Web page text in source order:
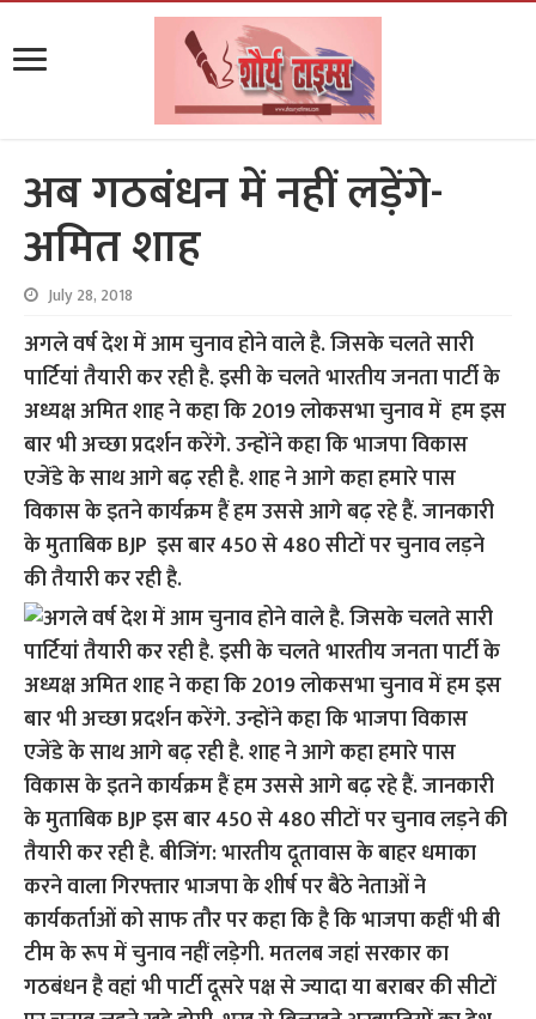
अब गठबंधन में नहीं लड़ेंगे-
अमित शाह
July 28, 2018
अगले वर्ष देश में आम चुनाव होने वाले है. जिसके चलते सारी
पार्टियां तैयारी कर रही है. इसी के चलते भारतीय जनता पार्टी के
अध्यक्ष अमित शाह ने कहा कि 2019 लोकसभा चुनाव में हम इस
बार भी अच्छा प्रदर्शन करेंगे. उन्होंने कहा कि भाजपा विकास
एजेंडे के साथ आगे बढ़ रही है. शाह ने आगे कहा हमारे पास
विकास के इतने कार्यक्रम हैं हम उससे आगे बढ़ रहे हैं. जानकारी
के मुताबिक BJP इस बार 450 से 480 सीटों पर चुनाव लड़ने
की तैयारी कर रही है.